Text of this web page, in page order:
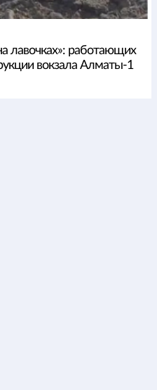
лавочках»: работающих
вокзала Алматы-1